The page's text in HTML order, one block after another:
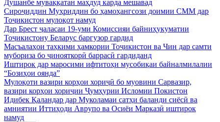
Душанбе муваққатан маҳдуд карда мешавад
Сироҷиддин Муҳриддин бо ҳамоҳангсози доимии СММ дар
Тоҷикистон мулоқот намуд
Дар Брест ҷаласаи 19-уми Комиссияи байниҳукуматии
Тоҷикистону Беларус баргузор гардид
Масъалаҳои таҳкими ҳамкории Тоҷикистон ва Чин дар самти
мубориза бо ҷинояткорӣ баррасӣ гардиданд
Иштирок дар маросими ифтитоҳи мусобиқаи байналмилалии
“Бозиҳои оянда”
Мулоқоти вазири корҳои хориҷӣ бо муовини Сарвазир,
вазири корҳои хориҷии Ҷумҳурии Исломии Покистон
Идибек Қаландар дар Муколамаи сатҳи баланди сиёсӣ ва
амниятии Иттиҳоди Аврупо ва Осиёи Марказӣ иштирок
намуд